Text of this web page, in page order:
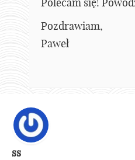
Pozdrawiam,
Paweł
ss